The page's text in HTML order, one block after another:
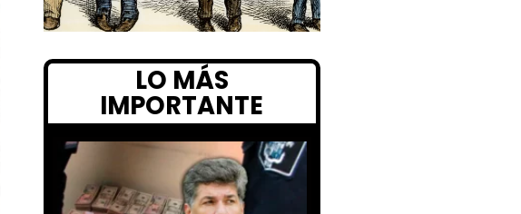
LO MÁS
IMPORTANTE